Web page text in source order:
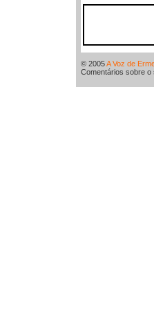
© 2005A Voz de
Comentários sobre o